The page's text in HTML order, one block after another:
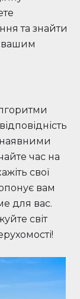
та знайти
вашим
час на
свої
вам
для вас.
світ